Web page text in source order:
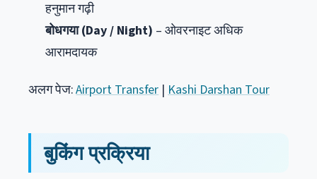
हनुमान गढ़ी
बोधगया (Day / Night) – ओवरनाइट अधिक
आरामदायक
अलग पेज:Airport Transfer |Kashi Darshan Tour
बुकिंग प्रक्रिया